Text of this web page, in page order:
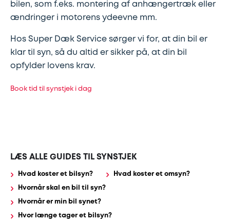
Serviceeftersyn
hjulsudmåling
Støddæmpere
Tandrem
Trailertjek
Serviceaftale
Trailer
Vinterdæk
bilen, som f.eks. montering af anhængertræk eller
ændringer i motorens ydeevne mm.
Hos Super Dæk Service sørger vi for, at din bil er
klar til syn, så du altid er sikker på, at din bil
opfylder lovens krav.
Book tid til synstjek i dag
LÆS ALLE GUIDES TIL SYNSTJEK
Hvad koster et bilsyn? Hvad koster et omsyn?
Hvornår skal en bil til syn?
Hvornår er min bil synet?
Hvor længe tager et bilsyn?